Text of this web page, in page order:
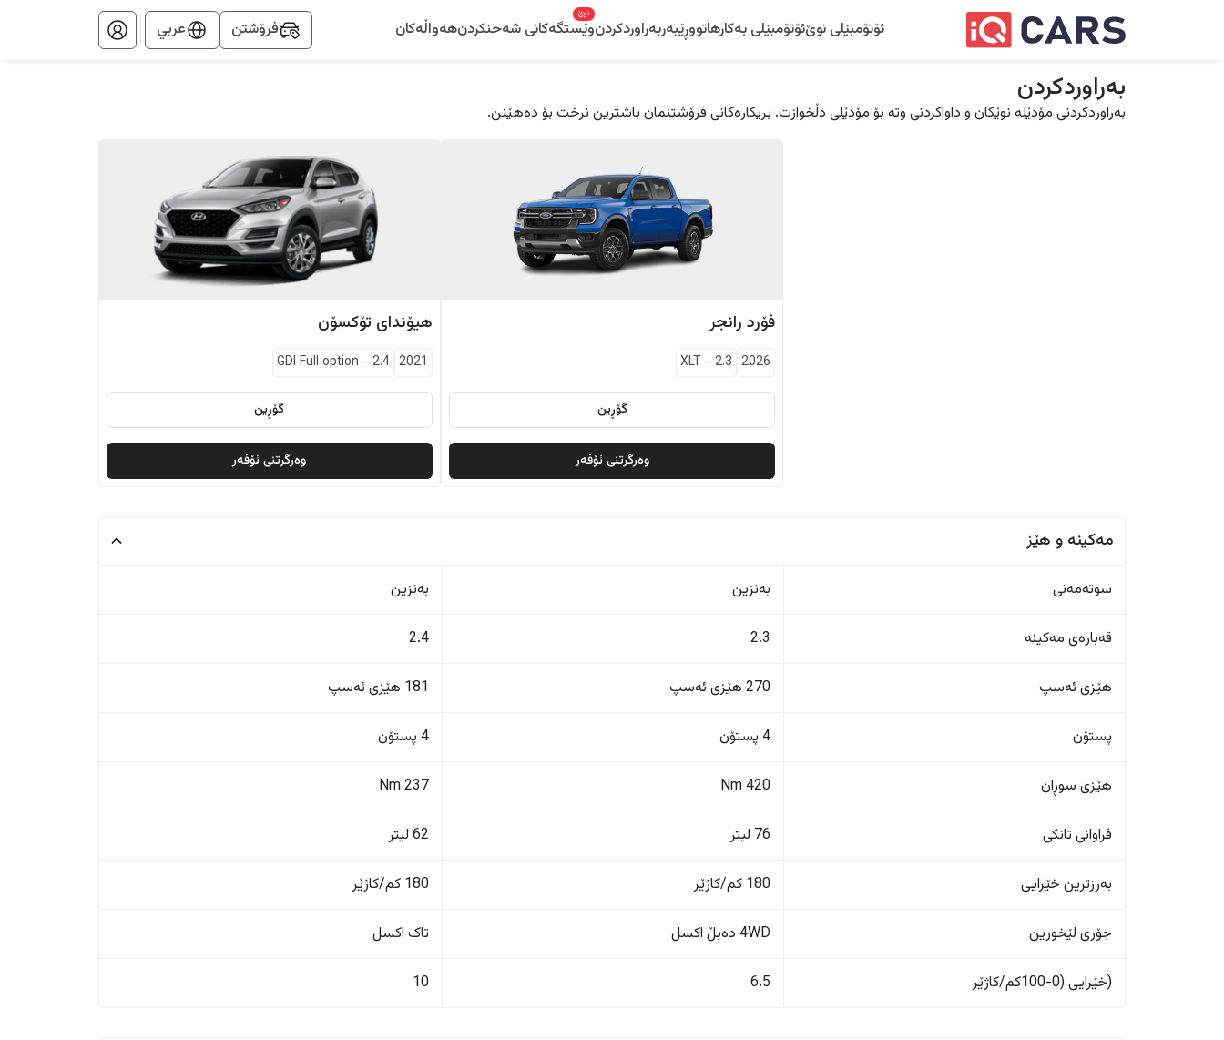
ئۆتۆمبێلی نوێئۆتۆمبێلی بەکارهاتووڕێبەربەراوردکردنوێستگەکانی شەحنکردن
نوێ
هەواڵەکان فرۆشتن عربي
بەراوردکردن
بەراوردکردنی مۆدێلە نوێکان و داواکردنی وتە بۆ مۆدێلی دڵخوازت. بریکارەکانی فرۆشتنمان باشترین نرخت بۆ دەهێنن.
فۆرد رانجر
2026
XLT - 2.3
گۆڕین
وەرگرتنی ئۆفەر
هیۆندای تۆکسۆن
2021
GDI Full option - 2.4
گۆڕین
وەرگرتنی ئۆفەر
مەکینە و هێز
سوتەمەنی بەنزین بەنزین
قەبارەی مەکینە 2.3
2.4
هێزی ئەسپ 270 هێزی ئەسپ 181 هێزی ئەسپ
پستۆن 4 پستۆن 4 پستۆن
هێزی سوڕان 420 Nm
237 Nm
فراوانی تانکی 76 لیتر 62 لیتر
بەرزترین خێرایی 180 کم/کاژێر 180 کم/کاژێر
جۆری لێخورین 4WD دەبڵ اکسل تاک اکسل
(خێرایی (0-100کم/کاژێر 6.5
10